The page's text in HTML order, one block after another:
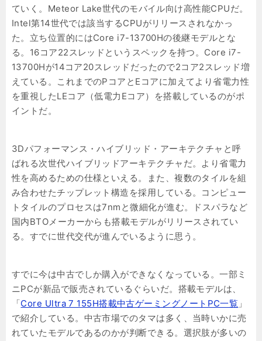
ていく。Meteor Lake世代のモバイル向け高性能CPUだ。
Intel第14世代では該当するCPUがリリースされなかっ
た。立ち位置的にはCore i7-13700Hの後継モデルとな
る。16コア22スレッドというスペックを持つ。Core i7-
13700Hが14コア20スレッドだったので2コア2スレッド増
えている。これまでのPコアとEコアに加えてより省電力性
を重視したLEコア（低電力Eコア）を搭載しているのがポ
イントだ。
3Dパフォーマンス・ハイブリッド・アーキテクチャと呼
ばれる次世代ハイブリッドアーキテクチャだ。より省電力
性を高めるための仕様といえる。また、複数のタイルを組
み合わせたチップレット構造を採用している。コンピュー
トタイルのプロセスは7nmと微細化が進む。ドスパラなど
国内BTOメーカーからも搭載モデルがリリースされてい
る。すでに世代交代が進んでいるように思う。
すでに今は中古でしか購入ができなくなっている。一部ミ
ニPCが新品で販売されているぐらいだ。搭載モデルは、
「Core Ultra 7 155H搭載中古ゲーミングノートPC一覧 」
で紹介している。中古市場でのタマは多く、当時いかに売
れていたモデルであるのかが判断できる。選択肢が多いの